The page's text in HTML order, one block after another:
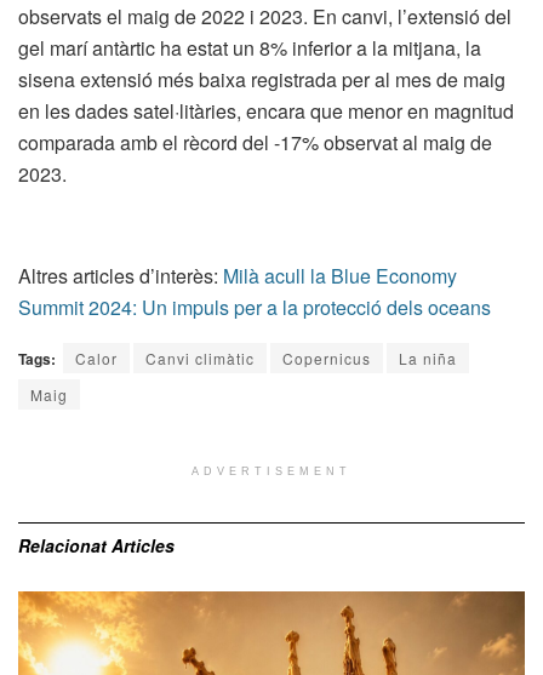
observats el maig de 2022 i 2023. En canvi, l’extensió del
gel marí antàrtic ha estat un 8% inferior a la mitjana, la
sisena extensió més baixa registrada per al mes de maig
en les dades satel·litàries, encara que menor en magnitud
comparada amb el rècord del -17% observat al maig de
2023.
Altres articles d’interès: Milà acull la Blue Economy
Summit 2024: Un impuls per a la protecció dels oceans
Tags: Calor Canvi climàtic Copernicus
La niña
Maig
ADVERTISEMENT
Relacionat Articles